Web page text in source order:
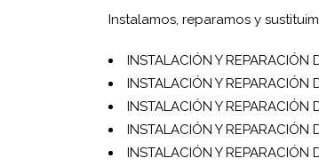
Instalamos, reparamos y
INSTALACIÓN Y REPARACIÓN
INSTALACIÓN Y REPARACIÓN
INSTALACIÓN Y REPARACIÓN
INSTALACIÓN Y REPARACIÓN
INSTALACIÓN Y REPARACIÓN